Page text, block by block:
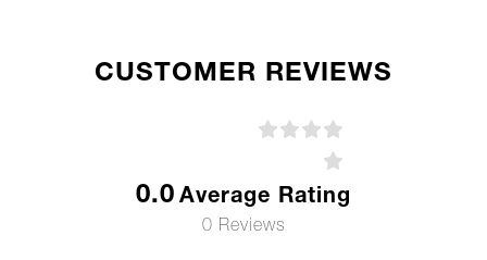
CUSTOMER REVIEWS
0.0 Average Rating
0 Reviews